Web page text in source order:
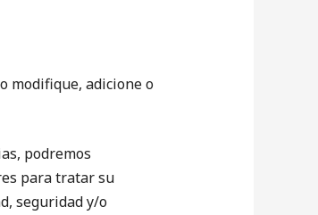
modifique, adicione o
podremos
para tratar su
seguridad y/o